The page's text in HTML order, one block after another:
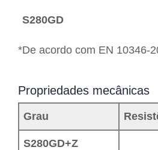
S280GD
*De acordo com EN 10346-
Propriedades mecânicas
Grau
S280GD+Z